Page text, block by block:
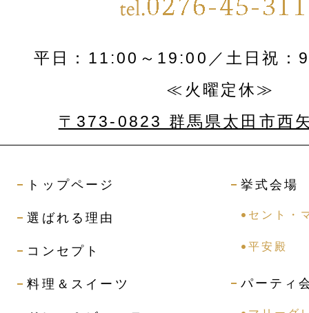
平日：11:00～19:00／土日祝：
≪火曜定休≫
〒373-0823 群馬県太田市西
トップページ
選ばれる理由
コンセプト
料理＆スイーツ
挙式会場
セント・
平安殿
パーティ